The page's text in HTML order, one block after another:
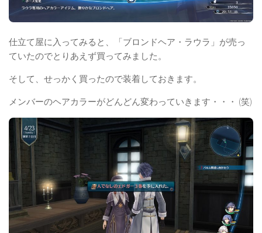
仕立て屋に入ってみると、「ブロンドヘア・ラウラ」が売っ
ていたのでとりあえず買ってみました。
そして、せっかく買ったので装着しておきます。
メンバーのヘアカラーがどんどん変わっていきます・・・ (笑)